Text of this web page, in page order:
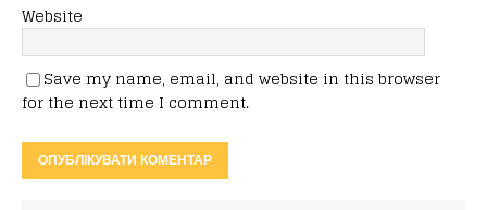
Website
Save my name, email, and website in this browser
for the next time I comment.